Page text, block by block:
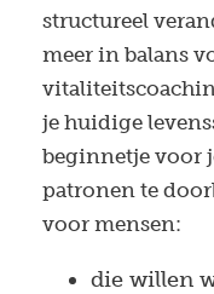
structureel
meer in balans
je huidige
beginnetje voor
patronen te
voor mensen:
die willen